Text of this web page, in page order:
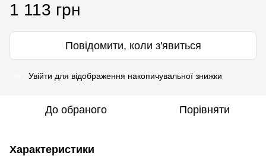
1 113 грн
Повідомити, коли з'явиться
Увійти для відображення накопичувальної знижки
До обраного Порівняти
Характеристики